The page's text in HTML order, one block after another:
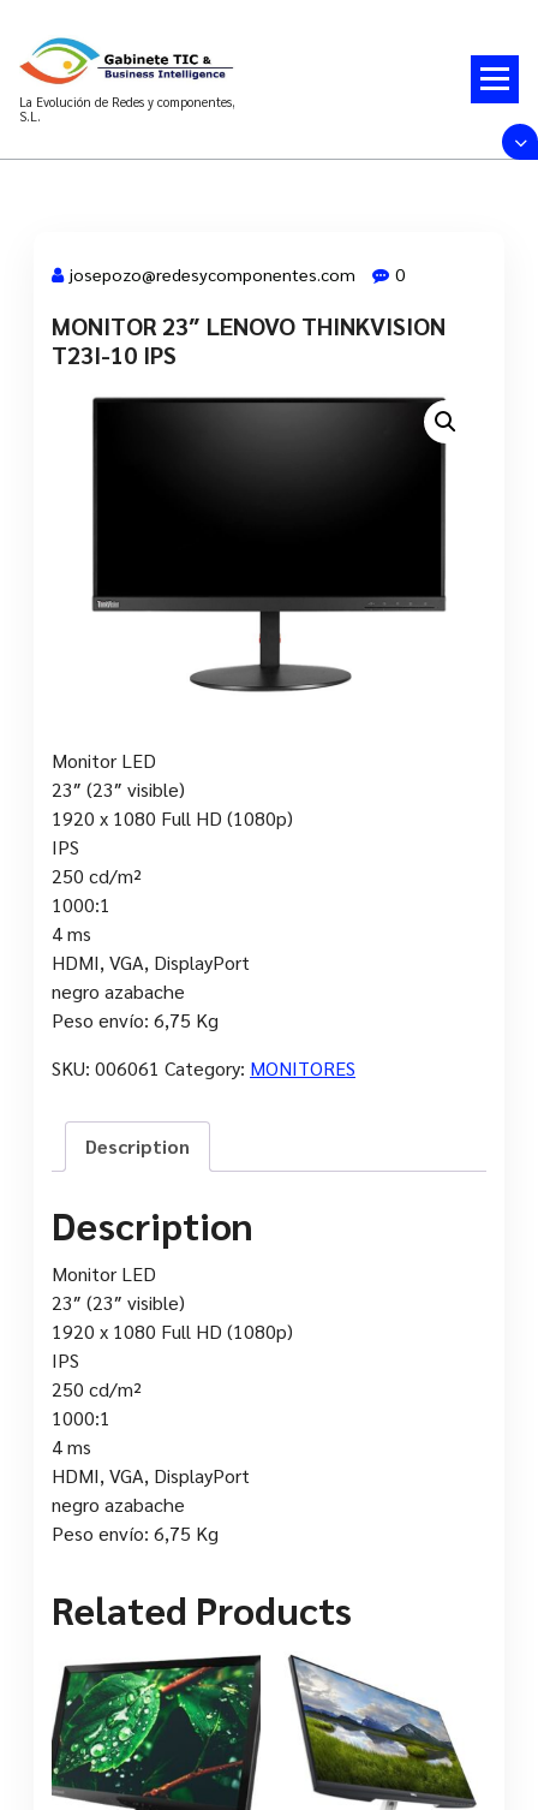
contenido
La Evolución de Redes y componentes,
S.L.
28 Mar, 2022
josepozo@redesycomponentes.com 0
MONITOR 23″ LENOVO THINKVISION
T23I-10 IPS
Monitor LED
23″ (23″ visible)
1920 x 1080 Full HD (1080p)
IPS
250 cd/m²
1000:1
4 ms
HDMI, VGA, DisplayPort
negro azabache
Peso envío: 6,75 Kg
SKU: 006061 Category: MONITORES
Description
Description
Monitor LED
23″ (23″ visible)
1920 x 1080 Full HD (1080p)
IPS
250 cd/m²
1000:1
4 ms
HDMI, VGA, DisplayPort
negro azabache
Peso envío: 6,75 Kg
Related Products